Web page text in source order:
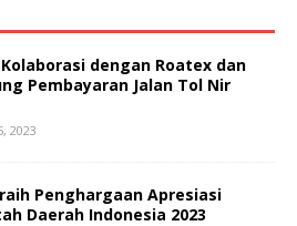
dengan Roatex dan
Pembayaran Jalan Tol Nir
2023
Penghargaan Apresiasi
Daerah Indonesia 2023